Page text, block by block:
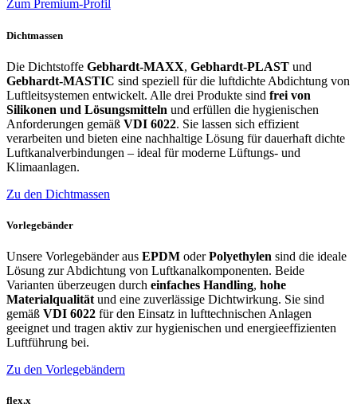
Zum Premium-Profil
Dichtmassen
Die Dichtstoffe Gebhardt-MAXX, Gebhardt-PLAST und
Gebhardt-MASTIC sind speziell für die luftdichte Abdichtung von
Luftleitsystemen entwickelt. Alle drei Produkte sind frei von
Silikonen und Lösungsmitteln und erfüllen die hygienischen
Anforderungen gemäß VDI 6022. Sie lassen sich effizient
verarbeiten und bieten eine nachhaltige Lösung für dauerhaft dichte
Luftkanalverbindungen – ideal für moderne Lüftungs- und
Klimaanlagen.
Zu den Dichtmassen
Vorlegebänder
Unsere Vorlegebänder aus EPDM oderPolyethylen sind die ideale
Lösung zur Abdichtung von Luftkanalkomponenten. Beide
Varianten überzeugen durch einfaches Handling, hohe
Materialqualität und eine zuverlässige Dichtwirkung. Sie sind
gemäß VDI 6022 für den Einsatz in lufttechnischen Anlagen
geeignet und tragen aktiv zur hygienischen und energieeffizienten
Luftführung bei.
Zu den Vorlegebändern
flex.x